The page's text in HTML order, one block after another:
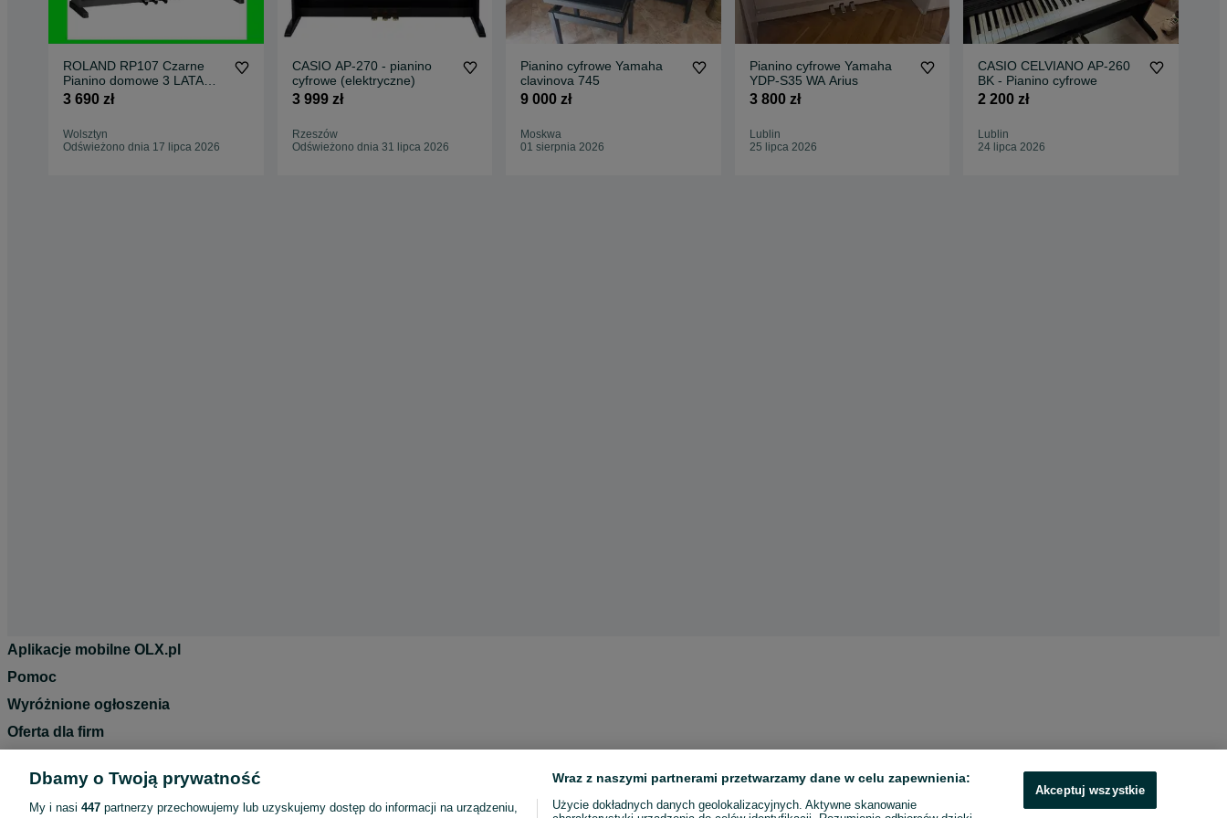
ROLAND RP107 Czarne
Pianino domowe 3 LATA
GWARANCJI
3 690 zł
Wolsztyn
Odświeżono dnia 17 lipca 2026
CASIO AP-270 - pianino
cyfrowe (elektryczne)
3 999 zł
Rzeszów
Odświeżono dnia 31 lipca 2026
Pianino cyfrowe Yamaha
clavinova 745
9 000 zł
Moskwa
01 sierpnia 2026
Pianino cyfrowe Yamaha
YDP-S35 WA Arius
3 800 zł
Lublin
25 lipca 2026
CASIO CELVIANO AP-260
BK - Pianino cyfrowe
2 200 zł
Lublin
24 lipca 2026
Aplikacje mobilne OLX.pl
Pomoc
Wyróżnione ogłoszenia
Oferta dla firm
Regulamin
Polityka prywatności
Dbamy o Twoją prywatność
My i nasi 447 partnerzy przechowujemy lub uzyskujemy dostęp do informacji na urządzeniu,
Wraz z naszymi partnerami przetwarzamy dane w celu zapewnienia:
Użycie dokładnych danych geolokalizacyjnych. Aktywne skanowanie
Akceptuj wszystkie